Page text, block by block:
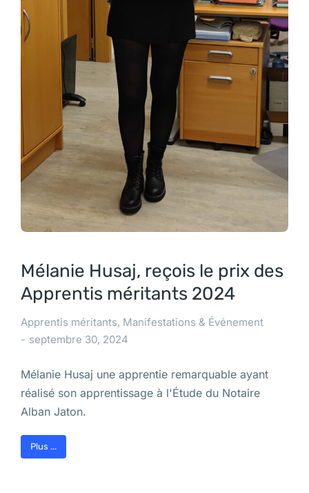
Mélanie Husaj, reçois le prix des
Apprentis méritants 2024
Apprentis méritants, Manifestations & Événement
septembre 30, 2024
Mélanie Husaj une apprentie remarquable ayant
réalisé son apprentissage à l'Étude du Notaire
Alban Jaton.
Plus ...